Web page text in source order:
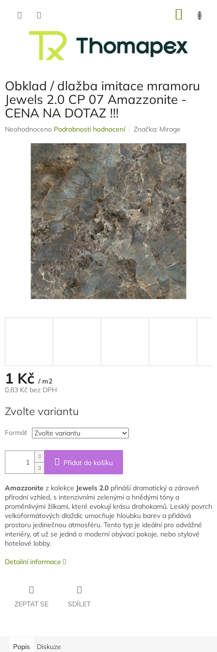
Obklad / dlažba imitace mramoru
Jewels 2.0 CP 07 Amazzonite -
CENA NA DOTAZ !!!
Průměrné
hvězdiček.
Neohodnoceno Podrobnosti hodnocení Značka: Mirage
1 Kč / m2
0,83 Kč bez DPH
cena:
Zvolte variantu
Formát
Přidat do košíku
Amazzonite z kolekce Jewels 2.0 přináší dramatický a zároveň
přírodní vzhled, s intenzivními zelenými a hnědými tóny a
proměnlivými žilkami, které evokují krásu drahokamů. Lesklý povrch
velkoformátových dlaždic umocňuje hloubku barev a přidává
prostoru jedinečnou atmosféru. Tento typ je ideální pro odvážné
interiéry, ať už se jedná o moderní obývací pokoje, nebo stylové
hotelové lobby.
Detailní informace
ZEPTAT SE SDÍLET
Popis Diskuze